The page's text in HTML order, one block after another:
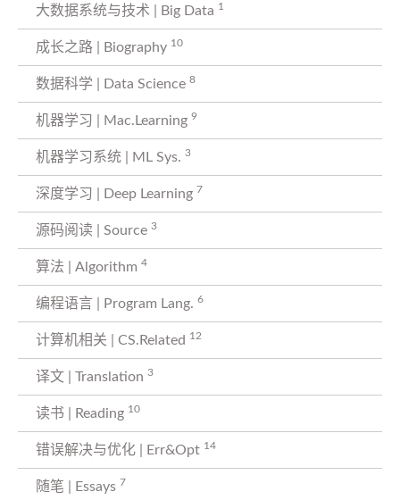
大数据系统与技术 | Big Data 1
成长之路 | Biography 10
数据科学 | Data Science 8
机器学习 | Mac.Learning 9
机器学习系统 | ML Sys. 3
深度学习 | Deep Learning 7
源码阅读 | Source 3
算法 | Algorithm 4
编程语言 | Program Lang. 6
计算机相关 | CS.Related 12
译文 | Translation 3
读书 | Reading 10
错误解决与优化 | Err&Opt 14
随笔 | Essays 7